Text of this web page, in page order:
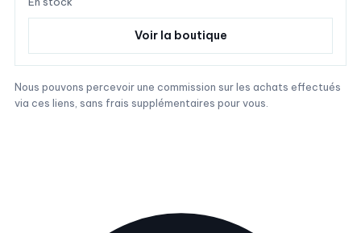
Voir la boutique
Nous pouvons percevoir une commission sur les achats effectués
via ces liens, sans frais supplémentaires pour vous.